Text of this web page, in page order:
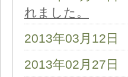
れました。
2013年03月12日
2013年02月27日